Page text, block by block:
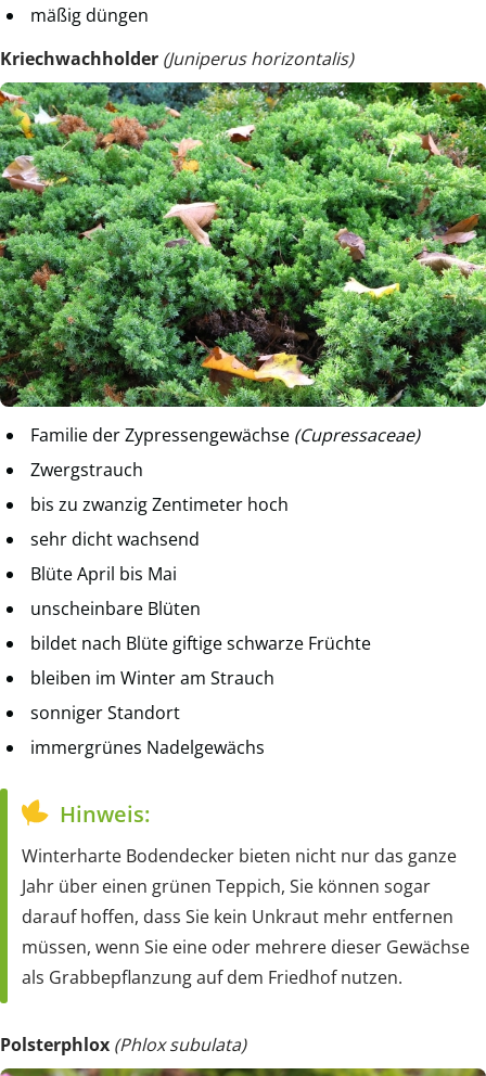
mäßig düngen
Kriechwachholder (Juniperus horizontalis)
Familie der Zypressengewächse (Cupressaceae)
Zwergstrauch
bis zu zwanzig Zentimeter hoch
sehr dicht wachsend
Blüte April bis Mai
unscheinbare Blüten
bildet nach Blüte giftige schwarze Früchte
bleiben im Winter am Strauch
sonniger Standort
immergrünes Nadelgewächs
Hinweis:
Winterharte Bodendecker bieten nicht nur das ganze
Jahr über einen grünen Teppich, Sie können sogar
darauf hoffen, dass Sie kein Unkraut mehr entfernen
müssen, wenn Sie eine oder mehrere dieser Gewächse
als Grabbepflanzung auf dem Friedhof nutzen.
Polsterphlox (Phlox subulata)